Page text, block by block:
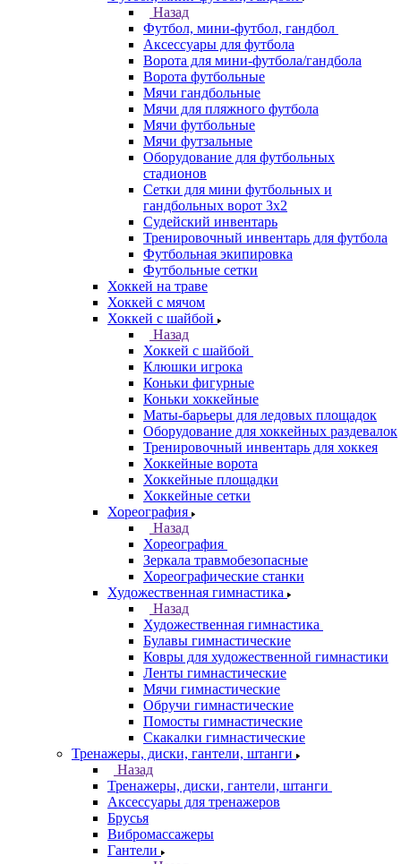
Назад
Футбол, мини-футбол, гандбол
Аксессуары для футбола
Ворота для мини-футбола/гандбола
Ворота футбольные
Мячи гандбольные
Мячи для пляжного футбола
Мячи футбольные
Мячи футзальные
Оборудование для футбольных
стадионов
Сетки для мини футбольных и
гандбольных ворот 3х2
Судейский инвентарь
Тренировочный инвентарь для футбола
Футбольная экипировка
Футбольные сетки
Хоккей на траве
Хоккей с мячом
Хоккей с шайбой
Назад
Хоккей с шайбой
Клюшки игрока
Коньки фигурные
Коньки хоккейные
Маты-барьеры для ледовых площадок
Оборудование для хоккейных раздевалок
Тренировочный инвентарь для хоккея
Хоккейные ворота
Хоккейные площадки
Хоккейные сетки
Хореография
Назад
Хореография
Зеркала травмобезопасные
Хореографические станки
Художественная гимнастика
Назад
Художественная гимнастика
Булавы гимнастические
Ковры для художественной гимнастики
Ленты гимнастические
Мячи гимнастические
Обручи гимнастические
Помосты гимнастические
Скакалки гимнастические
Тренажеры, диски, гантели, штанги
Назад
Тренажеры, диски, гантели, штанги
Аксессуары для тренажеров
Брусья
Вибромассажеры
Гантели